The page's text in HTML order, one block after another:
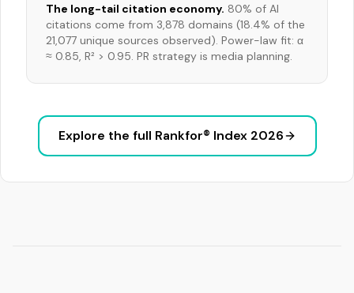
The long-tail citation economy. 80% of AI
citations come from 3,878 domains (18.4% of the
21,077 unique sources observed). Power-law fit: α
≈ 0.85, R² > 0.95. PR strategy is media planning.
Explore the full Rankfor® Index 2026